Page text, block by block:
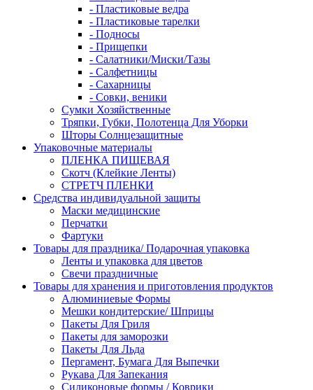
- Пластиковые ведра
- Пластиковые тарелки
- Подносы
- Прищепки
- Салатники/Миски/Тазы
- Салфетницы
- Сахарницы
- Совки, веники
Сумки Хозяйственные
Тряпки, Губки, Полотенца Для Уборки
Шторы Солнцезащитные
Упаковочные материалы
ПЛЕНКА ПИЩЕВАЯ
Скотч (Клейкие Ленты)
СТРЕТЧ ПЛЕНКИ
Средства индивидуальной защиты
Маски медицинские
Перчатки
Фартуки
Товары для праздника/ Подарочная упаковка
Ленты и упаковка для цветов
Свечи праздничные
Товары для хранения и приготовления продуктов
Алюминиевые Формы
Мешки кондитерские/ Шприцы
Пакеты Для Гриля
Пакеты для заморозки
Пакеты Для Льда
Пергамент, Бумага Для Выпечки
Рукава Для Запекания
Силиконовые формы / Коврики